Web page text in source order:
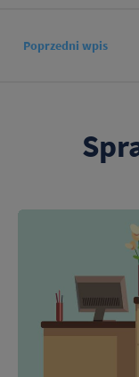
Poprzedni wpis